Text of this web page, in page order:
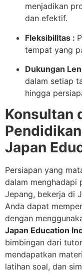
menjadikan
dan efektif.
Fleksibilitas :
tempat yang
Dukungan
dalam setiap
hingga
Konsultan
Japan
Persiapan yang
dalam menghadapi
Jepang, bekerja di
Anda dapat
dengan
Japan Education
bimbingan dari
mendapatkan
latihan soal, dan